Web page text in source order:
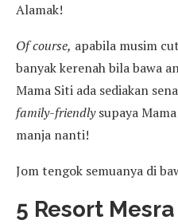
Alamak!
Of course, apabila musim
banyak kerenah bila bawa
Mama Siti ada sediakan
family-friendlysupaya
manja nanti!
Jom tengok semuanya di
5 Resort